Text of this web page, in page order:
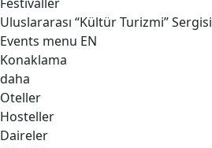
Uluslararası “Kültür Turizmi” Sergisi
Events menu EN
Konaklama
daha
Oteller
Hosteller
Daireler